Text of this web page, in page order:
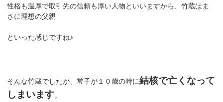
性格も温厚で取引先の信頼も厚い人物といいますから、竹蔵はま
さに理想の父親
といった感じですね♪
そんな竹蔵でしたが、常子が１０歳の時に結核で亡くなって
しまいます。